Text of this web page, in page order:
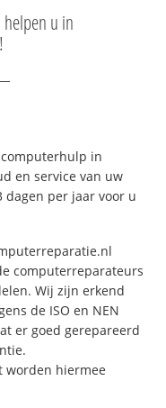
u in
computerhulp in
en service van uw
dagen per jaar voor u
computerreparateurs
Wij zijn erkend
de ISO en NEN
er goed gerepareerd
worden hiermee